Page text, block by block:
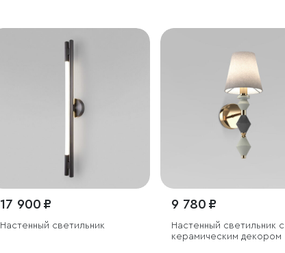
17 900 ₽
Настенный светильник
9 780 ₽
Настенный светильник с
керамическим декором